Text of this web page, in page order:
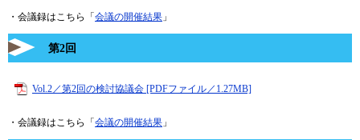
・会議録はこちら「会議の開催結果 」
第2回
Vol.2／第2回の検討協議会 [PDFファイル／1.27MB]
・会議録はこちら「 会議の開催結果 」